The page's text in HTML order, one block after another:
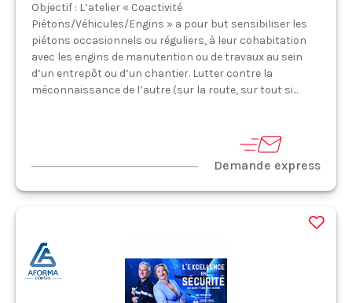
Objectif : L’atelier « Coactivité
Piétons/Véhicules/Engins » a pour but sensibiliser les
piétons occasionnels ou réguliers, à leur cohabitation
avec les engins de manutention ou de travaux au sein
d’un entrepôt ou d’un chantier. Lutter contre la
méconnaissance de l’autre (sur la route, sur tout si...
Demande express